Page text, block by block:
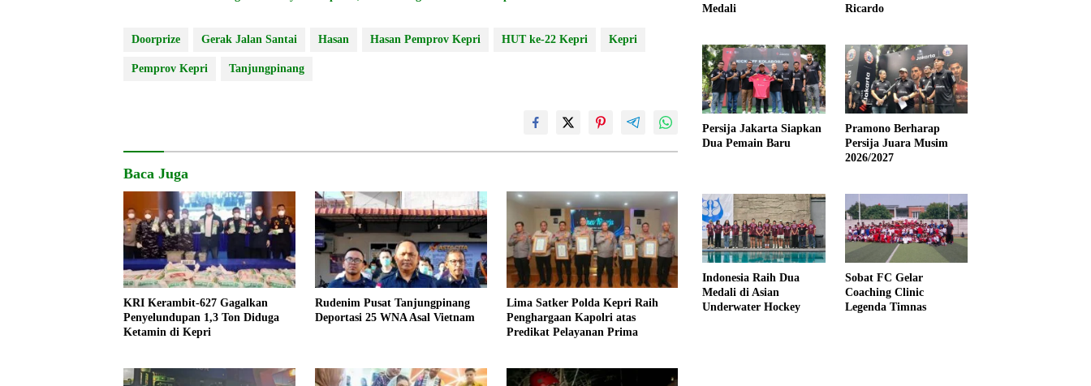
Doorprize Gerak Jalan Santai Hasan Hasan Pemprov Kepri HUT ke-22 Kepri Kepri
Pemprov Kepri Tanjungpinang
Baca Juga
KRI Kerambit-627 Gagalkan
Penyelundupan 1,3 Ton Diduga
Ketamin di Kepri
Rudenim Pusat Tanjungpinang
Deportasi 25 WNA Asal Vietnam
Lima Satker Polda Kepri Raih
Penghargaan Kapolri atas
Predikat Pelayanan Prima
Medali
Ricardo
Persija Jakarta Siapkan
Dua Pemain Baru
Pramono Berharap
Persija Juara Musim
2026/2027
Indonesia Raih Dua
Medali di Asian
Underwater Hockey
Sobat FC Gelar
Coaching Clinic
Legenda Timnas